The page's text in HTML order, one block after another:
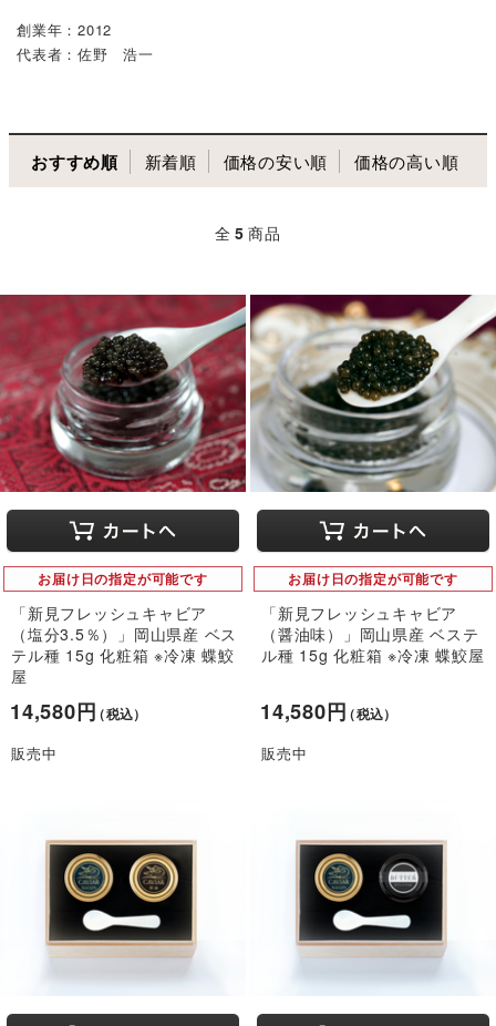
創業年：2012
代表者：佐野 浩一
おすすめ順 新着順 価格の安い順 価格の高い順
全 5 商品
お届け日の指定が可能です
「新見フレッシュキャビア
（塩分3.5％）」岡山県産 ベス
テル種 15g 化粧箱 ※冷凍 蝶鮫
屋
14,580円（税込）
販売中
お届け日の指定が可能です
「新見フレッシュキャビア
（醤油味）」岡山県産 ベステ
ル種 15g 化粧箱 ※冷凍 蝶鮫屋
14,580円（税込）
販売中